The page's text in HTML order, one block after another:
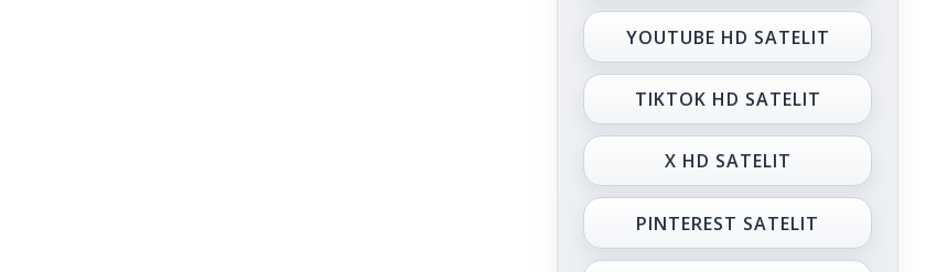
YOUTUBE HD SATELIT
TIKTOK HD SATELIT
X HD SATELIT
PINTEREST SATELIT